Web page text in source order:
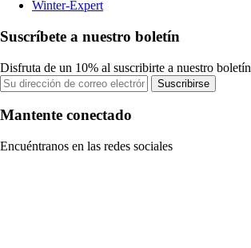
Winter-Expert
Suscríbete a nuestro boletín
Disfruta de un 10% al suscribirte a nuestro boletín
Suscribirse
Mantente conectado
Encuéntranos en las redes sociales